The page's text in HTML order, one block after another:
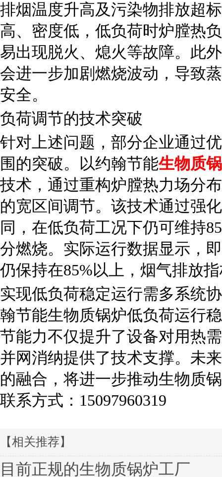
排烟温度升高及污染物排放超
高、密度低，低负荷时炉膛热
易出现脱火、熄火等故障。此
会进一步加剧燃烧波动，导致
安全。
负荷调节的技术突破
针对上述问题，部分企业通过
围的突破。以约翰节能生物质
技术，通过重构炉膛热力场分
的宽区间调节。该技术通过强
同，在低负荷工况下仍可维持
分燃烧。实际运行数据显示，
仍保持在85%以上，烟气排放
实现低负荷稳定运行需多系统
翰节能生物质锅炉低负荷运行
节能力不仅提升了设备对用热
并网消纳提供了技术支撑。未
的融合，将进一步推动生物质
联系方式：15097960319
【相关推荐】
目前正规的生物质锅炉工厂